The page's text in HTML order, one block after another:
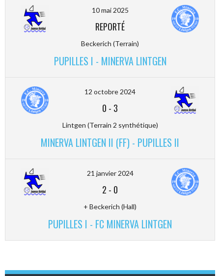
10 mai 2025
REPORTÉ
Beckerich (Terrain)
PUPILLES I - MINERVA LINTGEN
12 octobre 2024
0 - 3
Lintgen (Terrain 2 synthétique)
MINERVA LINTGEN II (FF) - PUPILLES II
21 janvier 2024
2 - 0
+ Beckerich (Hall)
PUPILLES I - FC MINERVA LINTGEN